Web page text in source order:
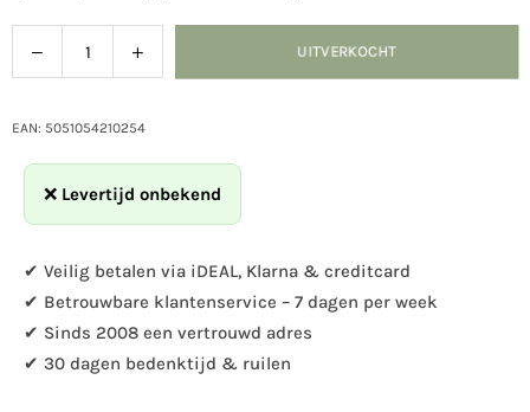
Hoeveelheid
Verlaag
de
voor
pindakaaspothouder
Verhoog
de
voor
pindakaaspothouder
UITVERKOCHT
EAN: 5051054210254
❌ Levertijd onbekend
✔ Veilig betalen via iDEAL, Klarna & creditcard
✔ Betrouwbare klantenservice – 7 dagen per week
✔ Sinds 2008 een vertrouwd adres
✔ 30 dagen bedenktijd & ruilen